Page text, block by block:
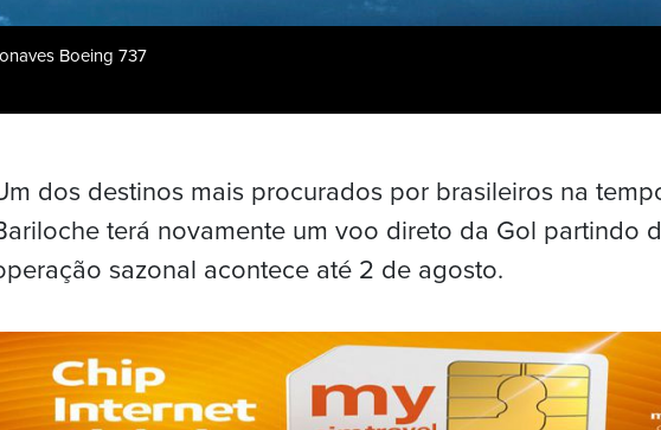
Boeing 737
dos destinos mais procurados por brasileiros na
terá novamente um voo direto da Gol partindo
sazonal acontece até 2 de agosto.